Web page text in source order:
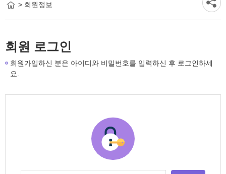
> 회원정보
회원 로그인
회원가입하신 분은 아이디와 비밀번호를 입력하신 후 로그인하세
요.